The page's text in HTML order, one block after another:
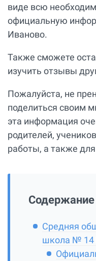
виде всю
официальную
Иваново.
Также сможете
изучить отзывы
Пожалуйста, не
поделиться своим
эта информация
родителей,
работы, а также
Содержание
Средняя
школа № 14